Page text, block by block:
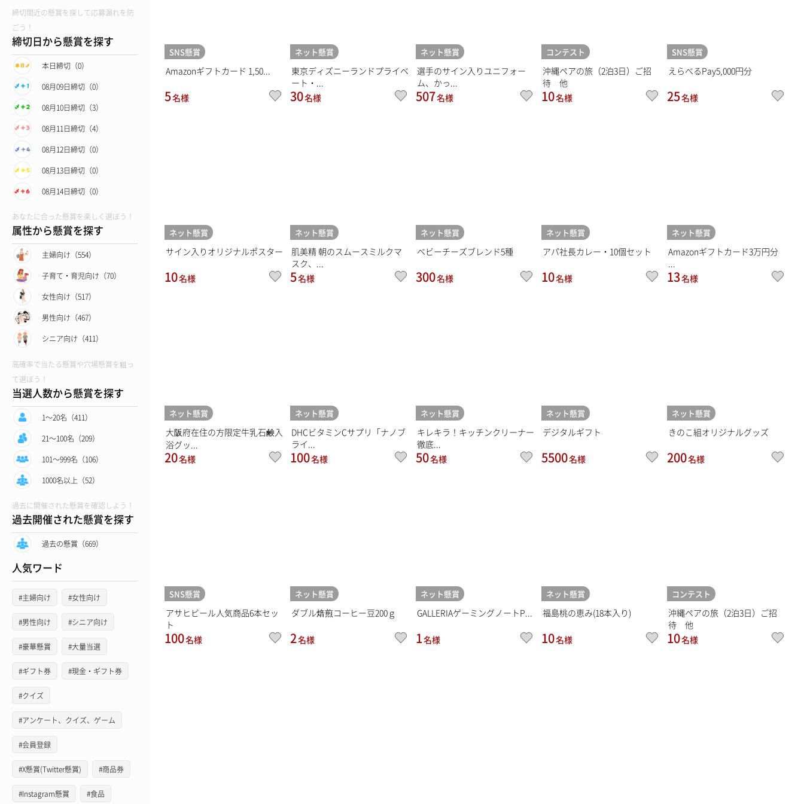
締切間近の懸賞を探して応募漏れを防
ごう！
締切日から懸賞を探す
本日締切（0）
08月09日締切（0）
08月10日締切（3）
08月11日締切（4）
08月12日締切（0）
08月13日締切（0）
08月14日締切（0）
あなたに合った懸賞を楽しく選ぼう！
属性から懸賞を探す
主婦向け（554）
子育て・育児向け（70）
女性向け（517）
男性向け（467）
シニア向け（411）
高確率で当たる懸賞や穴場懸賞を狙っ
て選ぼう！
当選人数から懸賞を探す
1〜20名（411）
21〜100名（209）
101〜999名（106）
1000名以上（52）
過去に開催された懸賞を確認しよう！
過去開催された懸賞を探す
過去の懸賞（669）
人気ワード
#主婦向け #女性向け
#男性向け #シニア向け
#豪華懸賞 #大量当選
#ギフト券 #現金・ギフト券
#クイズ
#アンケート、クイズ、ゲーム
#会員登録
#X懸賞(Twitter懸賞) #商品券
#Instagram懸賞 #食品
SNS懸賞
Amazonギフトカード 1,50...
5名様
ネット懸賞
東京ディズニーランドプライベ
ート・...
30名様
ネット懸賞
選手のサイン入りユニフォー
ム、かっ...
507名様
コンテスト
沖縄ペアの旅（2泊3日）ご招
待 他
10名様
SNS懸賞
えらべるPay5,000円分
25名様
ネット懸賞
サイン入りオリジナルポスター
10名様
ネット懸賞
肌美精 朝のスムースミルクマ
スク、...
5名様
ネット懸賞
ベビーチーズブレンド5種
300名様
ネット懸賞
アパ社長カレー・10個セット
10名様
ネット懸賞
Amazonギフトカード3万円分
...
13名様
ネット懸賞
大阪府在住の方限定牛乳石鹸入
浴グッ...
20名様
ネット懸賞
DHCビタミンCサプリ「ナノブ
ライ...
100名様
ネット懸賞
キレキラ！キッチンクリーナー
徹底...
50名様
ネット懸賞
デジタルギフト
5500名様
ネット懸賞
きのこ組オリジナルグッズ
200名様
SNS懸賞
アサヒビール人気商品6本セッ
ト
100名様
ネット懸賞
ダブル焙煎コーヒー豆200ｇ
2名様
ネット懸賞
GALLERIAゲーミングノートP...
1名様
ネット懸賞
福島桃の恵み(18本入り)
10名様
コンテスト
沖縄ペアの旅（2泊3日）ご招
待 他
10名様